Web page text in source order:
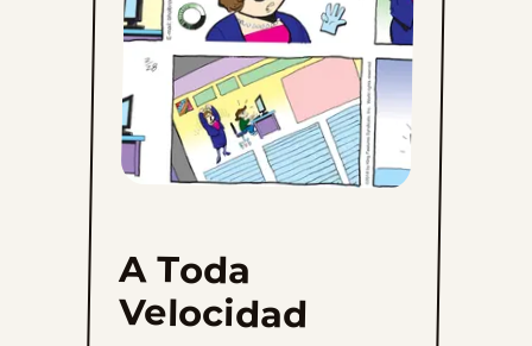
A Toda
Velocidad